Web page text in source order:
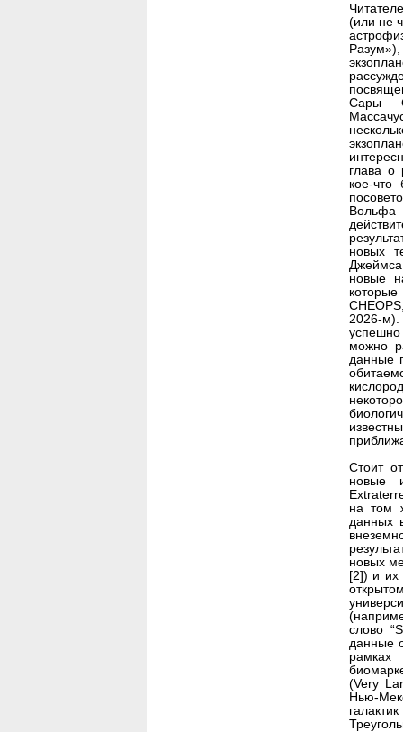
(или не
Сары
глава о
кое-
Вольфа
новых
новые
2026-м).
успешно
можно
данные
Стоит
новые
на том
данных
новых
[2]) и их
слово
данные
(Very
Нью-